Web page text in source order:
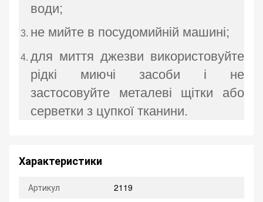
води;
не мийте в посудомийній машині;
для миття джезви використовуйте
рідкі миючі засоби і не
застосовуйте металеві щітки або
серветки з цупкої тканини.
Характеристики
Артикул
2119